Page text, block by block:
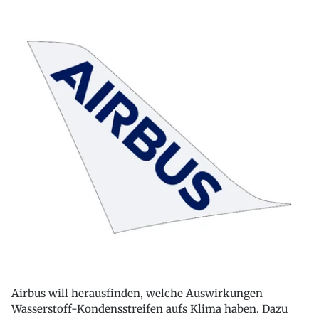
Airbus will herausfinden, welche Auswirkungen
Wasserstoff-Kondensstreifen aufs Klima haben. Dazu